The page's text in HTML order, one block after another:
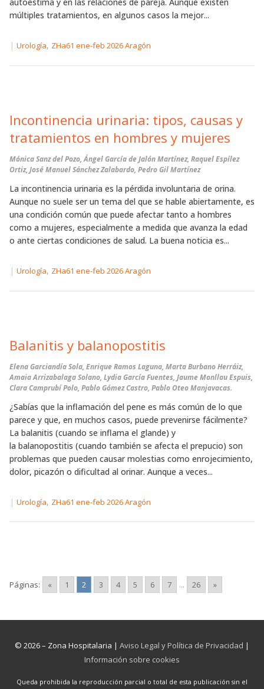
múltiples tratamientos, en algunos casos la mejor...
| Urología, ZHa61 ene-feb 2026 Aragón
Incontinencia urinaria: tipos, causas y
tratamientos en hombres y mujeres
Mónica Sanz del Pozo, Ángel García de Jalón Martínez, Raquel Espílez
Ortiz, José Manuel Sánchez Zalabardo, Pedro Gil Martínez
La incontinencia urinaria es la pérdida involuntaria de orina.
Aunque no suele ser un tema del que se hable abiertamente, es
una condición común que puede afectar tanto a hombres
como a mujeres, especialmente a medida que avanza la edad
o ante ciertas condiciones de salud. La buena noticia es...
| Urología, ZHa61 ene-feb 2026 Aragón
Balanitis y balanopostitis
Elena Garciandía Sola, Enrique Ramos Laguna, Marta Burbano Herráiz,
Amaia Arrizabalaga Solano, Lydia García Fuentes, Jaume Monllau Espuis,
Clara Camprubí Polo, Pablo Gómez Castro, Pablo Oteo Manjavacas.
¿Sabías que la inflamación del pene es más común de lo que
parece y que, en muchos casos, puede prevenirse fácilmente?
La balanitis (cuando se inflama el glande) y
la balanopostitis (cuando también se afecta el prepucio) son
problemas que pueden causar molestias como enrojecimiento,
dolor, picazón o dificultad al orinar. Aunque a veces...
| Urología, ZHa61 ene-feb 2026 Aragón
Páginas: « 1 2 3 4 5 6 7 ... 26 »
© 2026 – Zona Hospitalaria | Aviso Legal y Política de Privacidad |
Información sobre cookies
Queda prohibida la reproducción parcial o total de esta publicación sin el